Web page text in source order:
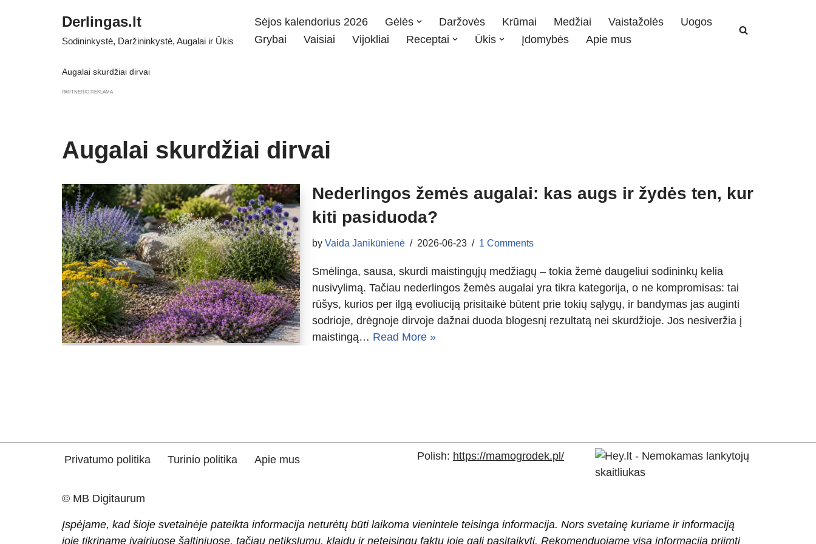
Derlingas.lt
Sodininkystė, Daržininkystė, Augalai ir Ūkis
Sėjos kalendorius 2026 Gėlės Daržovės Krūmai Medžiai Vaistažolės
Uogos
Grybai
Vaisiai Vijokliai Receptai Ūkis Įdomybės Apie mus
Augalai skurdžiai dirvai
PARTNERIO REKLAMA
Augalai skurdžiai dirvai
Nederlingos žemės augalai: kas augs ir žydės ten, kur
kiti pasiduoda?
by Vaida Janikūnienė 2026-06-23 1 Comments
Smėlinga, sausa, skurdi maistingųjų medžiagų – tokia žemė daugeliui sodininkų kelia
nusivylimą. Tačiau nederlingos žemės augalai yra tikra kategorija, o ne kompromisas: tai
rūšys, kurios per ilgą evoliuciją prisitaikė būtent prie tokių sąlygų, ir bandymas jas auginti
sodrioje, drėgnoje dirvoje dažnai duoda blogesnį rezultatą nei skurdžioje. Jos nesiveržia į
maistingą… Read More »
Privatumo politika Turinio politika Apie mus Polish: https://mamogrodek.pl/
© MB Digitaurum
Įspėjame, kad šioje svetainėje pateikta informacija neturėtų būti laikoma vienintele teisinga informacija. Nors svetainę kuriame ir informaciją
joje tikriname įvairiuose šaltiniuose, tačiau netikslumų, klaidų ir neteisingų faktų joje gali pasitaikyti. Rekomenduojame visą informaciją priimti